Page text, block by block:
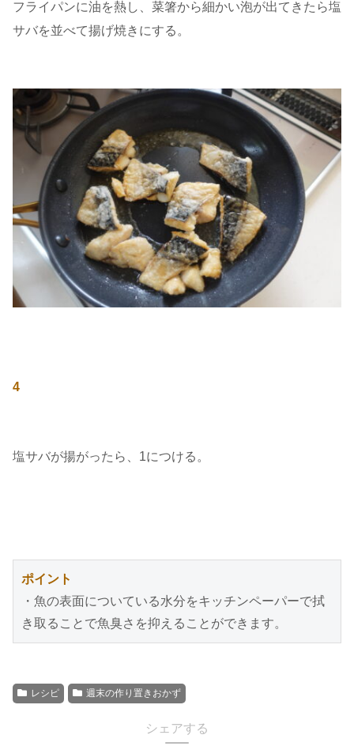
フライパンに油を熱し、菜箸から細かい泡が出てきたら塩
サバを並べて揚げ焼きにする。
4
塩サバが揚がったら、1につける。
ポイント
・魚の表面についている水分をキッチンペーパーで拭
き取ることで魚臭さを抑えることができます。
レシピ 週末の作り置きおかず
シェアする